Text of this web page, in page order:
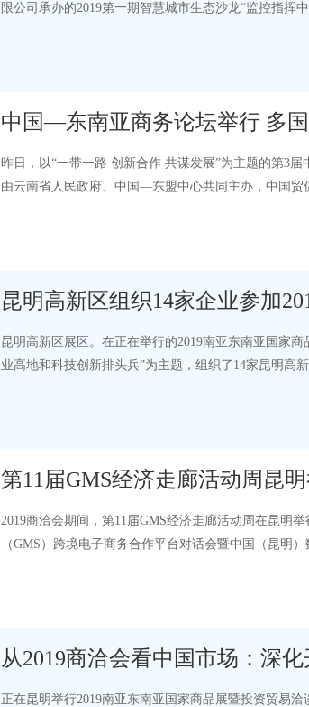
限公司承办的2019第一期智慧城市生态沙龙“监控指挥
中国—东南亚商务论坛举行 多
昨日，以“一带一路 创新合作 共谋发展”为主题的第3
由云南省人民政府、中国—东盟中心共同主办，中国贸
昆明高新区组织14家企业参加
昆明高新区展区。在正在举行的2019南亚东南亚国家
业高地和科技创新排头兵”为主题，组织了14家昆明高
第11届GMS经济走廊活动周昆
2019商洽会期间，第11届GMS经济走廊活动周在昆明
（GMS）跨境电子商务合作平台对话会暨中国（昆明
从2019商洽会看中国市场：深
正在昆明举行2019南亚东南亚国家商品展暨投资贸易